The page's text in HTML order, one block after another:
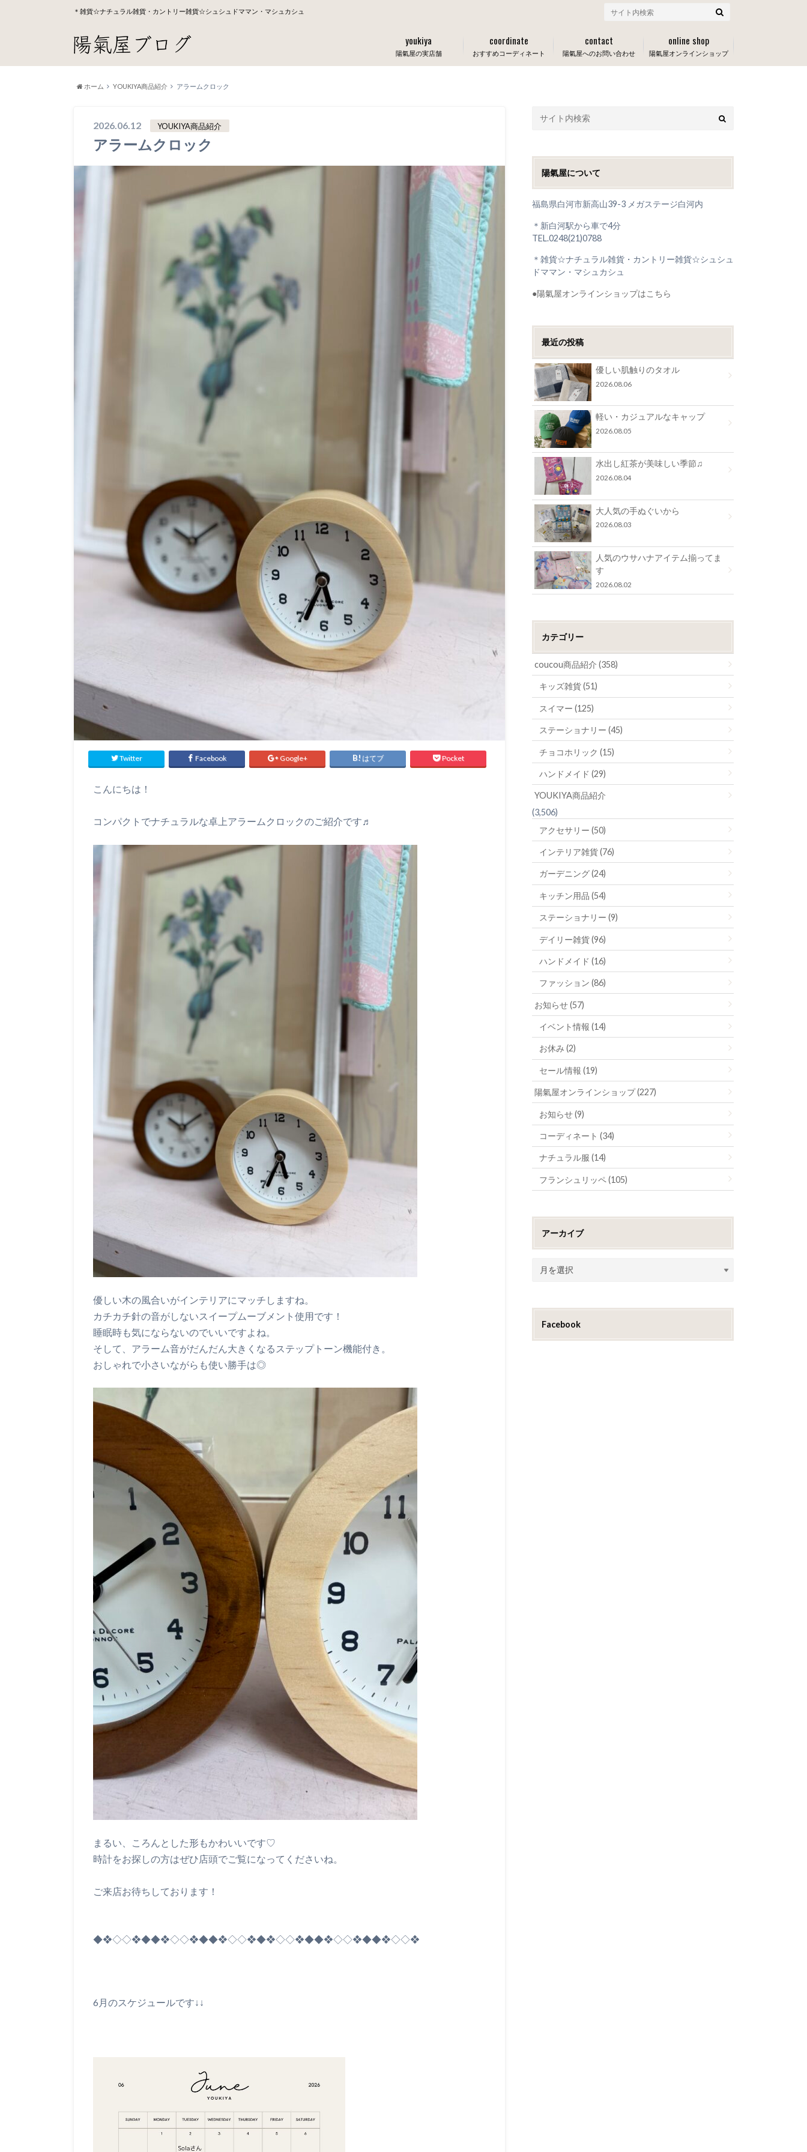
＊雑貨☆ナチュラル雑貨・カントリー雑貨☆シュシュドママン・マシュカシュ
陽氣屋の実店舗
youkiya
おすすめコーディネート
coordinate
陽氣屋へのお問い合わせ
contact
陽氣屋オンラインショップ
online shop
ホーム YOUKIYA商品紹介 アラームクロック
2026.06.12 YOUKIYA商品紹介
アラームクロック
Twitter Facebook Google+ はてブ Pocket
こんにちは！
コンパクトでナチュラルな卓上アラームクロックのご紹介です♬
優しい木の風合いがインテリアにマッチしますね。
カチカチ針の音がしないスイープムーブメント使用です！
睡眠時も気にならないのでいいですよね。
そして、アラーム音がだんだん大きくなるステップトーン機能付き。
おしゃれで小さいながらも使い勝手は◎
まるい、ころんとした形もかわいいです♡
時計をお探しの方はぜひ店頭でご覧になってくださいね。
ご来店お待ちしております！
◆❖◇◇❖◆◆❖◇◇❖◆◆❖◇◇❖◆❖◇◇❖◆◆❖◇◇❖◆◆❖◇◇❖
6月のスケジュールです↓↓
陽氣屋について
福島県白河市新高山39-3 メガステージ白河内
＊新白河駅から車で4分
TEL.0248(21)0788
＊雑貨☆ナチュラル雑貨・カントリー雑貨☆シュシュ
ドママン・マシュカシュ
●陽氣屋オンラインショップはこちら
最近の投稿
優しい肌触りのタオル
2026.08.06
軽い・カジュアルなキャップ
2026.08.05
水出し紅茶が美味しい季節♫
2026.08.04
大人気の手ぬぐいから
2026.08.03
人気のウサハナアイテム揃ってま
す
2026.08.02
カテゴリー
coucou商品紹介 (358)
キッズ雑貨 (51)
スイマー (125)
ステーショナリー (45)
チョコホリック (15)
ハンドメイド (29)
YOUKIYA商品紹介
(3,506)
アクセサリー (50)
インテリア雑貨 (76)
ガーデニング (24)
キッチン用品 (54)
ステーショナリー (9)
デイリー雑貨 (96)
ハンドメイド (16)
ファッション (86)
お知らせ (57)
イベント情報 (14)
お休み (2)
セール情報 (19)
陽氣屋オンラインショップ (227)
お知らせ (9)
コーディネート (34)
ナチュラル服 (14)
フランシュリッペ (105)
アーカイブ
Facebook